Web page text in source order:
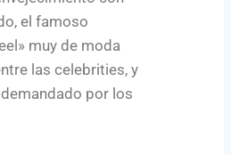
el famoso
muy de moda
las celebrities, y
por los